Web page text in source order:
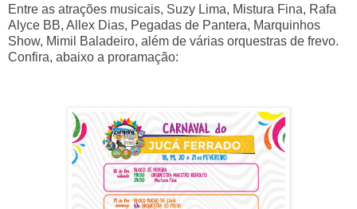
Entre as atrações musicais, Suzy Lima, Mistura Fina, Rafa
Alyce BB, Allex Dias, Pegadas de Pantera, Marquinhos
Show, Mimil Baladeiro, além de várias orquestras de frevo.
Confira, abaixo a proramação: